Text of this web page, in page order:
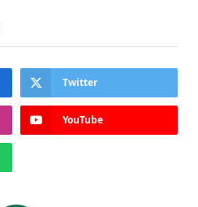
Twitter
YouTube